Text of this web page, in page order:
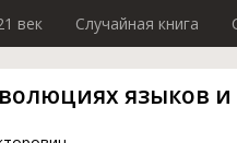
век Случайная книга
языков